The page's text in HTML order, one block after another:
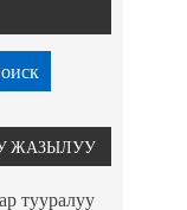
ЖАЗЫЛУУ
тууралуу